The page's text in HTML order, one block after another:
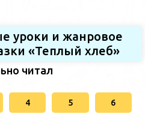
уроки и жанровое
«Теплый хлеб»
читал
4 5 6